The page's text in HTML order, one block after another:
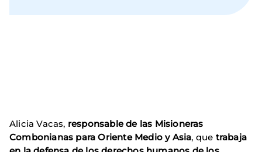
Alicia Vacas, responsable de las Misioneras
Combonianas para Oriente Medio y Asia, que trabaja